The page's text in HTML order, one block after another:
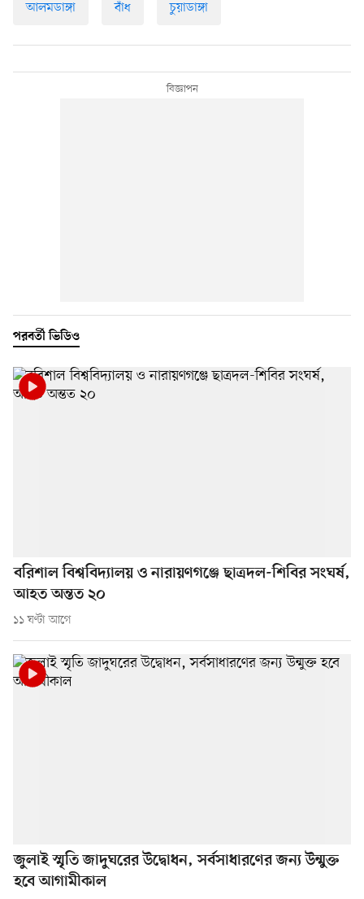
আলমডাঙ্গা বাঁধ চুয়াডাঙ্গা
পরবর্তী ভিডিও
বরিশাল বিশ্ববিদ্যালয় ও নারায়ণগঞ্জে ছাত্রদল-শিবির সংঘর্ষ,
আহত অন্তত ২০
১১ ঘণ্টা আগে
জুলাই স্মৃতি জাদুঘরের উদ্বোধন, সর্বসাধারণের জন্য উন্মুক্ত
হবে আগামীকাল